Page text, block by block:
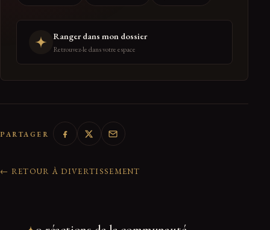
Ranger dans mon dossier
Retrouvez-le dans votre espace
PARTAGER
← RETOUR À DIVERTISSEMENT